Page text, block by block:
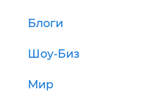
Блоги
Шоу-Биз
Мир